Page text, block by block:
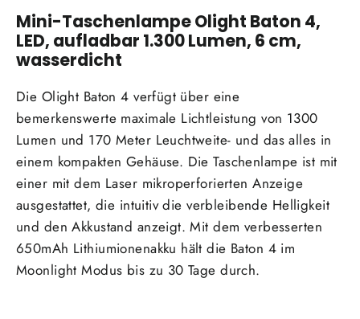
Mini-Taschenlampe Olight Baton 4,
LED, aufladbar 1.300 Lumen, 6 cm,
wasserdicht
Die Olight Baton 4 verfügt über eine
bemerkenswerte maximale Lichtleistung von 1300
Lumen und 170 Meter Leuchtweite- und das alles in
einem kompakten Gehäuse. Die Taschenlampe ist mit
einer mit dem Laser mikroperforierten Anzeige
ausgestattet, die intuitiv die verbleibende Helligkeit
und den Akkustand anzeigt. Mit dem verbesserten
650mAh Lithiumionenakku hält die Baton 4 im
Moonlight Modus bis zu 30 Tage durch.